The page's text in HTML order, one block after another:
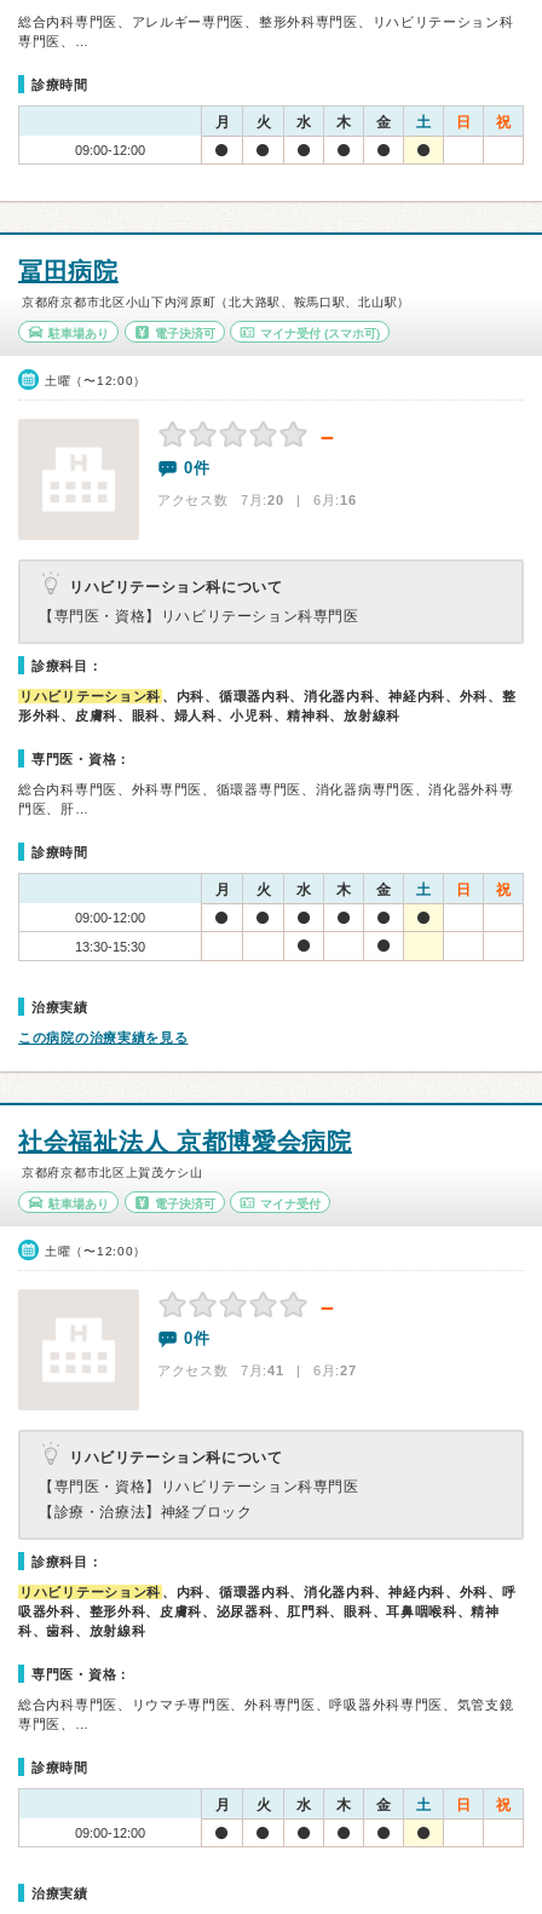
総合内科専門医、アレルギー専門医、整形外科専門医、リハビリテーション科
専門医、…
診療時間
月 火 水 木 金 土 日 祝
09:00-12:00
冨田病院
京都府京都市北区小山下内河原町（北大路駅、鞍馬口駅、北山駅）
駐車場あり 電子決済可 マイナ受付 (スマホ可)
土曜（〜12:00）
－
0件
アクセス数 7月:20 | 6月:16
リハビリテーション科について
【専門医・資格】
リハビリテーション科専門医
診療科目：
リハビリテーション科 、内科、循環器内科、消化器内科、神経内科、外科、整
形外科、皮膚科、眼科、婦人科、小児科、精神科、放射線科
専門医・資格：
総合内科専門医、外科専門医、循環器専門医、消化器病専門医、消化器外科専
門医、肝…
診療時間
月 火 水 木 金 土 日 祝
09:00-12:00
13:30-15:30
治療実績
この病院の治療実績を見る
社会福祉法人 京都博愛会病院
京都府京都市北区上賀茂ケシ山
駐車場あり 電子決済可 マイナ受付
土曜（〜12:00）
－
0件
アクセス数 7月:41 | 6月:27
リハビリテーション科について
【専門医・資格】
リハビリテーション科専門医
【診療・治療法】 神経ブロック
診療科目：
リハビリテーション科 、内科、循環器内科、消化器内科、神経内科、外科、呼
吸器外科、整形外科、皮膚科、泌尿器科、肛門科、眼科、耳鼻咽喉科、精神
科、歯科、放射線科
専門医・資格：
総合内科専門医、リウマチ専門医、外科専門医、呼吸器外科専門医、気管支鏡
専門医、…
診療時間
月 火 水 木 金 土 日 祝
09:00-12:00
治療実績